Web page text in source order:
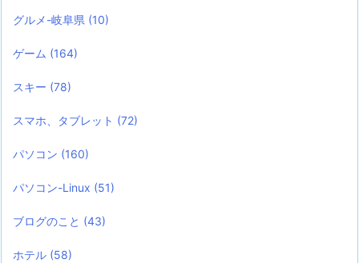
グルメ-岐阜県 (10)
ゲーム (164)
スキー (78)
スマホ、タブレット (72)
パソコン (160)
パソコン-Linux (51)
ブログのこと (43)
ホテル (58)